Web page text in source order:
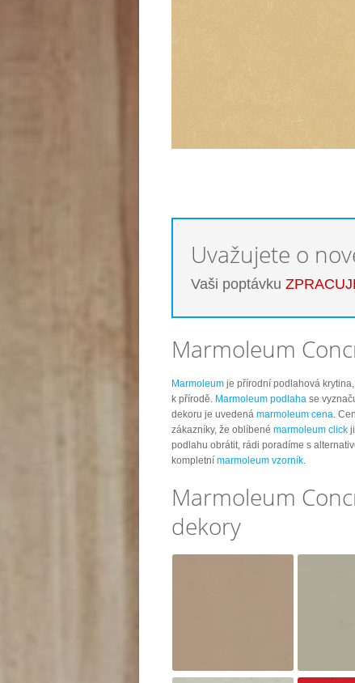
Uvažujete o
Vaši poptávku
Marmoleum
Marmoleum je přírodní podlahová
k přírodě. Marmoleum podlaha se
dekoru je uvedená marmoleum cena .
zákazníky, že oblíbené marmoleum click
podlahu obrátit, rádi poradíme s
kompletní marmoleum vzorník
Marmoleum
dekory